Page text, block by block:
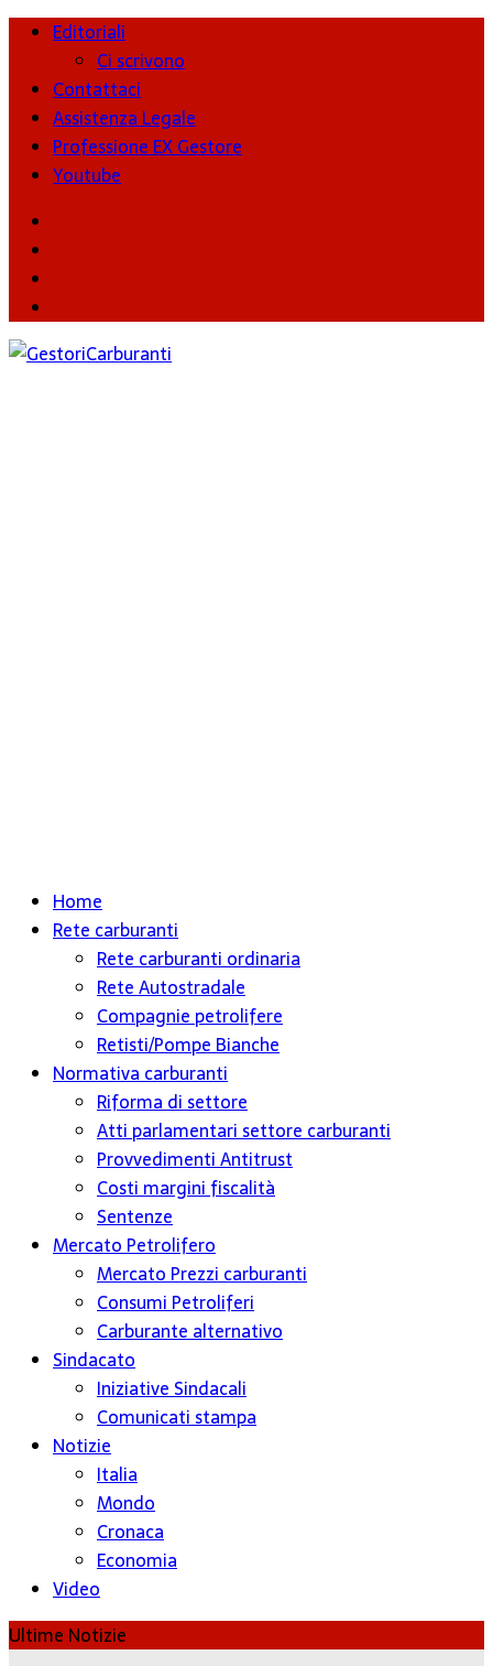
Editoriali
Ci scrivono
Contattaci
Assistenza Legale
Professione EX Gestore
Youtube
Home
Rete carburanti
Rete carburanti ordinaria
Rete Autostradale
Compagnie petrolifere
Retisti/Pompe Bianche
Normativa carburanti
Riforma di settore
Atti parlamentari settore carburanti
Provvedimenti Antitrust
Costi margini fiscalità
Sentenze
Mercato Petrolifero
Mercato Prezzi carburanti
Consumi Petroliferi
Carburante alternativo
Sindacato
Iniziative Sindacali
Comunicati stampa
Notizie
Italia
Mondo
Cronaca
Economia
Video
Ultime Notizie